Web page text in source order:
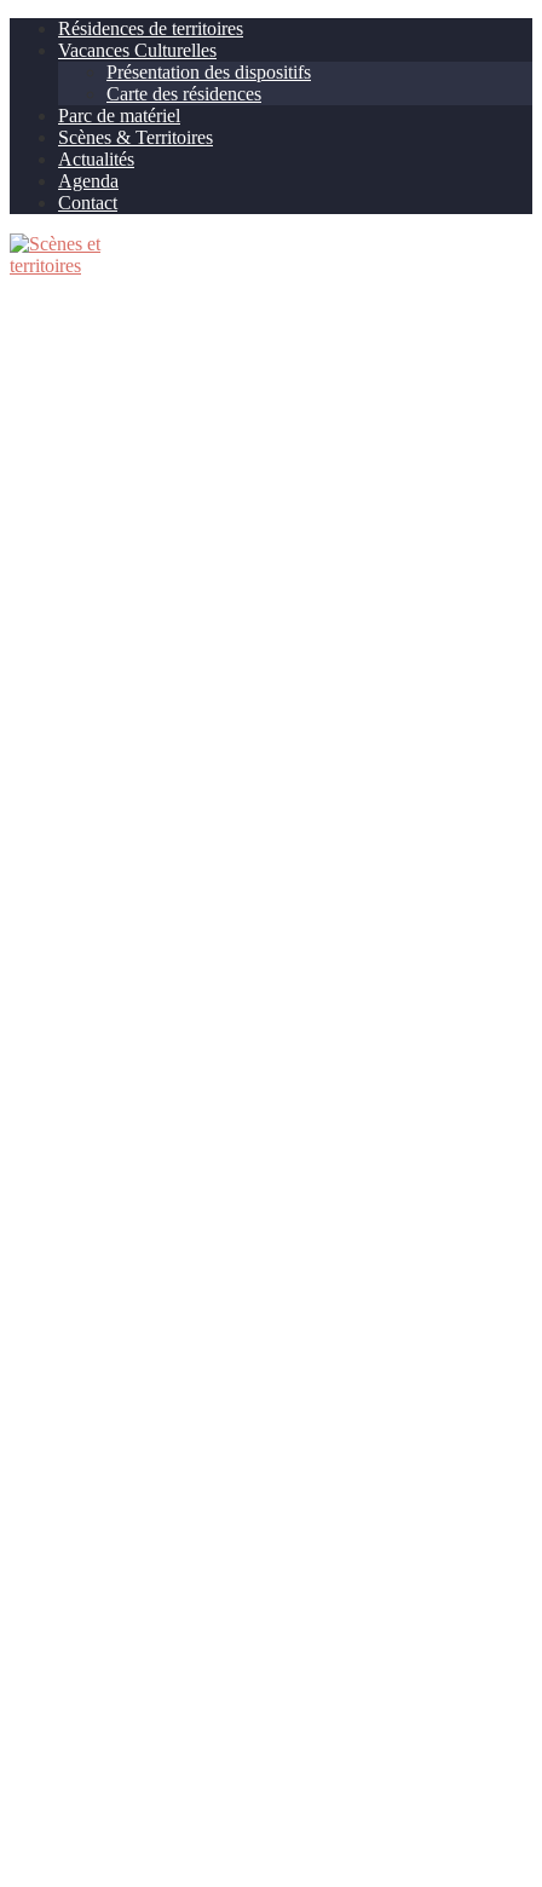
Résidences de territoires
Vacances Culturelles
Présentation des dispositifs
Carte des résidences
Parc de matériel
Scènes & Territoires
Actualités
Agenda
Contact